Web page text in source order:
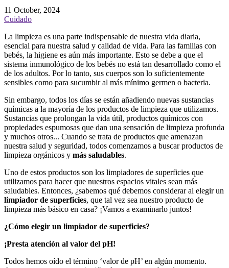
11 October, 2024
Cuidado
La limpieza es una parte indispensable de nuestra vida diaria,
esencial para nuestra salud y calidad de vida. Para las familias con
bebés, la higiene es aún más importante. Esto se debe a que el
sistema inmunológico de los bebés no está tan desarrollado como el
de los adultos. Por lo tanto, sus cuerpos son lo suficientemente
sensibles como para sucumbir al más mínimo germen o bacteria.
Sin embargo, todos los días se están añadiendo nuevas sustancias
químicas a la mayoría de los productos de limpieza que utilizamos.
Sustancias que prolongan la vida útil, productos químicos con
propiedades espumosas que dan una sensación de limpieza profunda
y muchos otros... Cuando se trata de productos que amenazan
nuestra salud y seguridad, todos comenzamos a buscar productos de
limpieza orgánicos y más saludables.
Uno de estos productos son los limpiadores de superficies que
utilizamos para hacer que nuestros espacios vitales sean más
saludables. Entonces, ¿sabemos qué debemos considerar al elegir un
limpiador de superficies, que tal vez sea nuestro producto de
limpieza más básico en casa? ¡Vamos a examinarlo juntos!
¿Cómo elegir un limpiador de superficies?
¡Presta atención al valor del pH!
Todos hemos oído el término ‘valor de pH’ en algún momento.